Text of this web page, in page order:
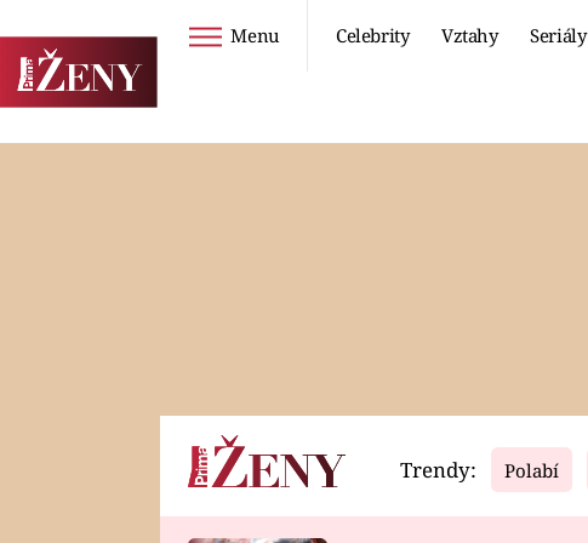
Menu Celebrity Vztahy Seriály
Horoskopy Video
Trendy: Polabí